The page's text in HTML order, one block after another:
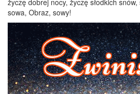
życzę dobrej nocy, życzę słodkich
sowa, Obraz, sowy!